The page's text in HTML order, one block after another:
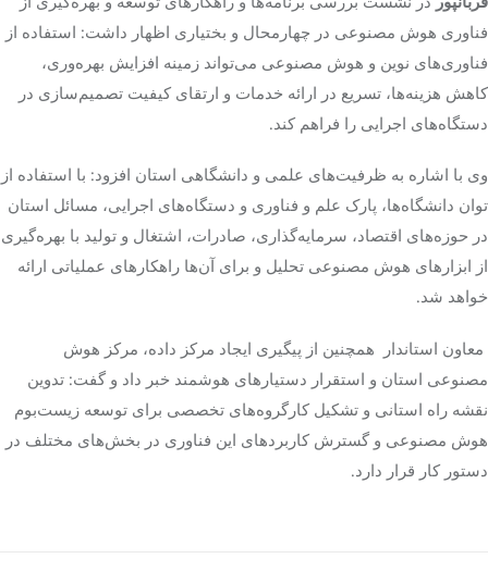
فناوری هوش مصنوعی در چهارمحال و بختیاری اظهار داشت: استفاده از
فناوری‌های نوین و هوش مصنوعی می‌تواند زمینه افزایش بهره‌وری،
کاهش هزینه‌ها، تسریع در ارائه خدمات و ارتقای کیفیت تصمیم‌سازی در
دستگاه‌های اجرایی را فراهم کند.
وی با اشاره به ظرفیت‌های علمی و دانشگاهی استان افزود: با استفاده از
توان دانشگاه‌ها، پارک علم و فناوری و دستگاه‌های اجرایی، مسائل استان
در حوزه‌های اقتصاد، سرمایه‌گذاری، صادرات، اشتغال و تولید با بهره‌گیری
از ابزارهای هوش مصنوعی تحلیل و برای آن‌ها راهکارهای عملیاتی ارائه
خواهد شد.
معاون استاندار همچنین از پیگیری ایجاد مرکز داده، مرکز هوش
مصنوعی استان و استقرار دستیارهای هوشمند خبر داد و گفت: تدوین
نقشه راه استانی و تشکیل کارگروه‌های تخصصی برای توسعه زیست‌بوم
هوش مصنوعی و گسترش کاربردهای این فناوری در بخش‌های مختلف در
دستور کار قرار دارد.